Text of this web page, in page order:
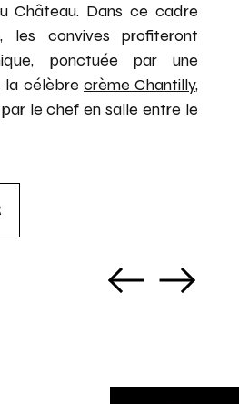
Château. Dans ce cadre
les convives profiteront
ponctuée par une
la célèbre crème Chantilly,
le chef en salle entre le